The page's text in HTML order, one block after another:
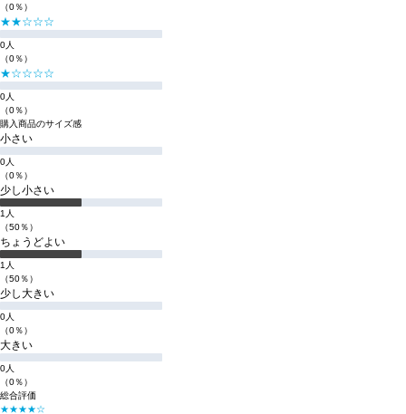
（0％）
★★☆☆☆
0人
（0％）
★☆☆☆☆
0人
（0％）
購入商品のサイズ感
小さい
0人
（0％）
少し小さい
1人
（50％）
ちょうどよい
1人
（50％）
少し大きい
0人
（0％）
大きい
0人
（0％）
総合評価
★★★★☆